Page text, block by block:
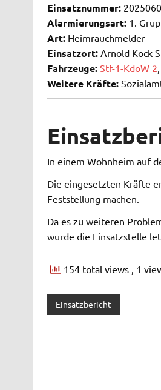
Einsatznummer:2025060
Alarmierungsart:1.
Art:Heimrauchmelder
Einsatzort:Arnold Kock
Fahrzeuge: Stf-1-KdoW 2,
Weitere Kräfte:
In einem Wohnheim auf
Die eingesetzten Kräfte
Feststellung machen.
Da es zu weiteren
wurde die Einsatzstelle
154 total views , 1
Einsatzbericht